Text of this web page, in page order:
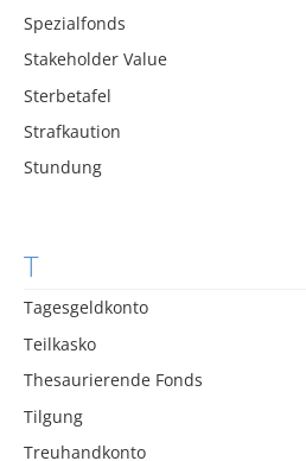
Spezialfonds
Stakeholder Value
Sterbetafel
Strafkaution
Stundung
T
Tagesgeldkonto
Teilkasko
Thesaurierende Fonds
Tilgung
Treuhandkonto